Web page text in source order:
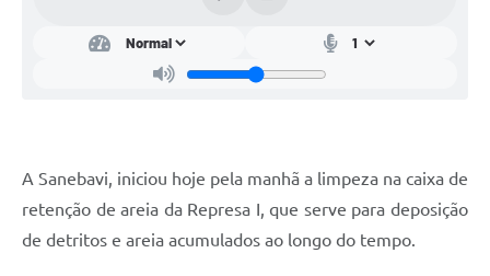
A Sanebavi, iniciou hoje pela manhã a limpeza na caixa de
retenção de areia da Represa I, que serve para deposição
de detritos e areia acumulados ao longo do tempo.